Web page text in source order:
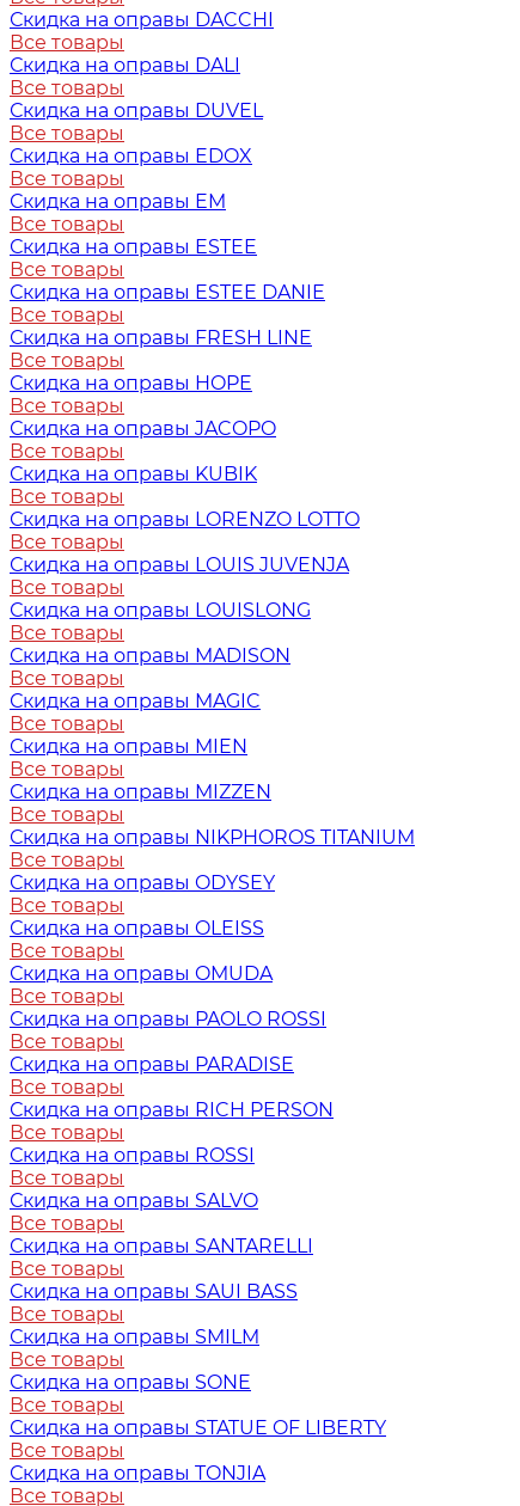
Скидка на оправы DACCHI
Все товары
Скидка на оправы DALI
Все товары
Скидка на оправы DUVEL
Все товары
Скидка на оправы EDOX
Все товары
Скидка на оправы EM
Все товары
Скидка на оправы ESTEE
Все товары
Скидка на оправы ESTEE DANIE
Все товары
Скидка на оправы FRESH LINE
Все товары
Скидка на оправы HOPE
Все товары
Скидка на оправы JACOPO
Все товары
Скидка на оправы KUBIK
Все товары
Скидка на оправы LORENZO LOTTO
Все товары
Скидка на оправы LOUIS JUVENJA
Все товары
Скидка на оправы LOUISLONG
Все товары
Скидка на оправы MADISON
Все товары
Скидка на оправы MAGIC
Все товары
Скидка на оправы MIEN
Все товары
Скидка на оправы MIZZEN
Все товары
Скидка на оправы NIKPHOROS TITANIUM
Все товары
Скидка на оправы ODYSEY
Все товары
Скидка на оправы OLEISS
Все товары
Скидка на оправы OMUDA
Все товары
Скидка на оправы PAOLO ROSSI
Все товары
Скидка на оправы PARADISE
Все товары
Скидка на оправы RICH PERSON
Все товары
Скидка на оправы ROSSI
Все товары
Скидка на оправы SALVO
Все товары
Скидка на оправы SANTARELLI
Все товары
Скидка на оправы SAUI BASS
Все товары
Скидка на оправы SMILM
Все товары
Скидка на оправы SONE
Все товары
Скидка на оправы STATUE OF LIBERTY
Все товары
Скидка на оправы TONJIA
Все товары